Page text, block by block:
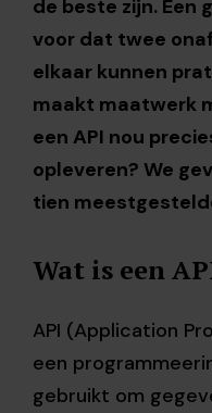
de beste zijn. Een
voor dat twee
elkaar kunnen
maakt maatwerk
een API nou
opleveren? We
tien
Wat is een
API (Application
een
gebruikt om